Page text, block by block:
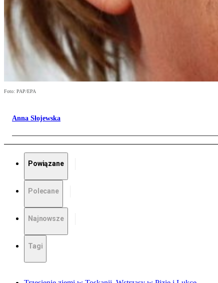
Foto: PAP/EPA
Anna Słojewska
Powiązane
Polecane
Najnowsze
Tagi